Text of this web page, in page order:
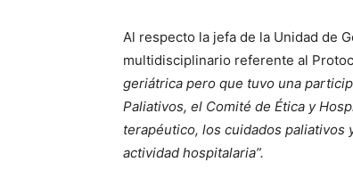
Al respecto la jefa de la Unidad de
multidisciplinario referente al
geriátrica pero que tuvo una
Paliativos, el Comité de Ética y
terapéutico, los cuidados paliativos
actividad hospitalaria”.